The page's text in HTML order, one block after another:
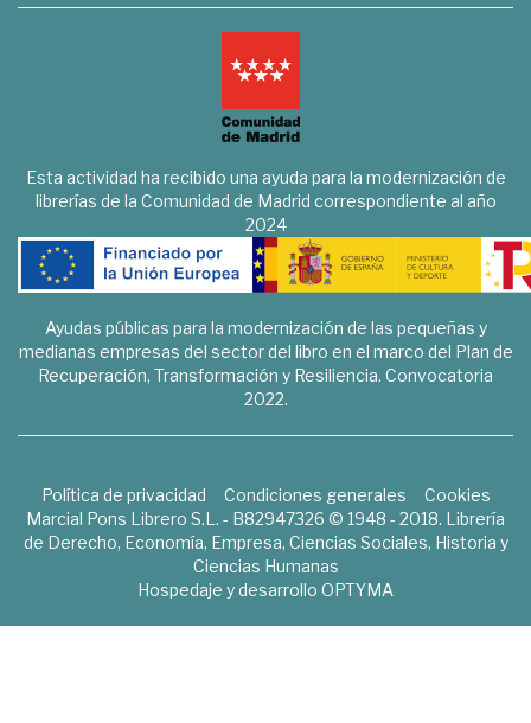
Esta actividad ha recibido una ayuda para la modernización de
librerías de la Comunidad de Madrid correspondiente al año
2024
Ayudas públicas para la modernización de las pequeñas y
medianas empresas del sector del libro en el marco del Plan de
Recuperación, Transformación y Resiliencia. Convocatoria
2022.
Política de privacidad Condiciones generales
Cookies
Marcial Pons Librero S.L. - B82947326 © 1948 - 2018. Librería
de Derecho, Economía, Empresa, Ciencias Sociales, Historia y
Ciencias Humanas
Hospedaje y desarrollo OPTYMA